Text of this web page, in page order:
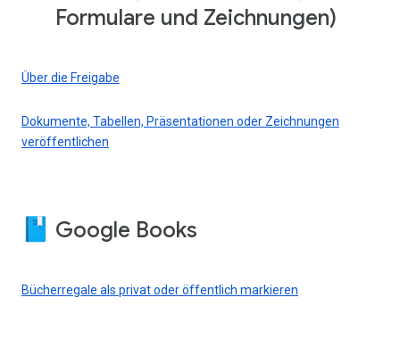
Formulare und Zeichnungen)
Über die Freigabe
Dokumente, Tabellen, Präsentationen oder Zeichnungen
veröffentlichen
Google Books
Bücherregale als privat oder öffentlich markieren